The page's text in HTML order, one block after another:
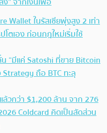
Wallet ในรัสเซียพุ่งสูง 2 เท่า
ตเอง ก่อนกฎใหม่เริ่มใช้
“มีแค่ Satoshi ที่ขาย Bitcoin
ถือ BTC ทะลุ
ล้วกว่า $1,200 ล้าน จาก 276
Coldcard คิดเป็นสัดส่วน